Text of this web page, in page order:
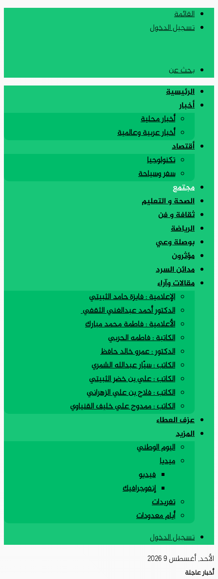
القائمة
تسجيل الدخول
بحث عن
الرئيسية
أخبار
أخبار محلية
أخبار عربية وعالمية
أقتصاد
تكنولوجيا
سفر وسياحة
مجتمع
الصحة و التعليم
ثقافة و فن
الرياضة
بوصلة وعي
مؤثرون
مدائن السرد
مقالات وآراء
الإعلامية : فايزة حامد الثبيتي
الدكتور أحمد عبدالغني الثقفي
الأعلامية : فاطمة محمد مبارك
الكاتبة : فاطمه الحربي
الدكتور : عمرو خالد حافظ
الكاتب : سيّار عبدالله الشمري
الكاتب : علي بن خضر الثبيتي
الكاتب : فلاح بن علي الزهراني
الكاتب : ممدوح علي خليف القنياوي
عزف العطاء
المزيد
اليوم الوطني
ميديا
فيديو
إنفوجرافيك
تغريدات
أيام معدودات
تسجيل الدخول
الأحد, أغسطس 9 2026
أخبار عاجلة